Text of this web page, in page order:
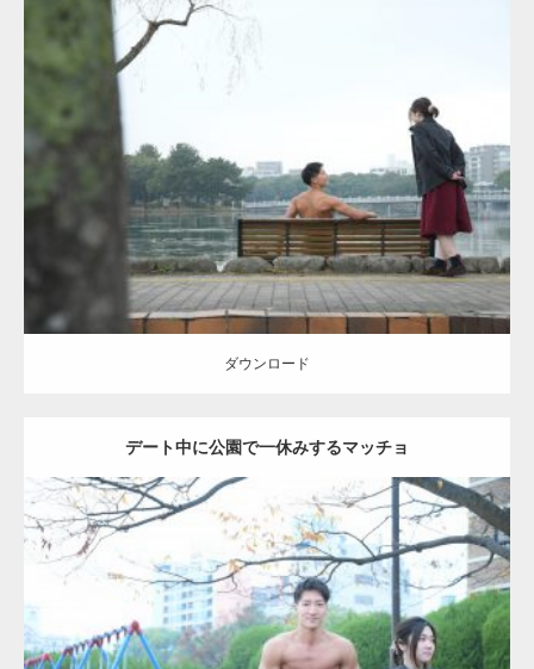
公園のマッチョ AKIHITO(細マッチョ) 背中
ダウンロード
ダウンロード
デート中に公園で一休みするマッチョ
Update:2021.07.6
Category:公園のマッチョ その他 AKIHITO(細マッチョ) 腹筋